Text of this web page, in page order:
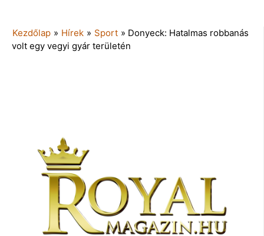
Kezdőlap » Hírek » Sport » Donyeck: Hatalmas robbanás
volt egy vegyi gyár területén